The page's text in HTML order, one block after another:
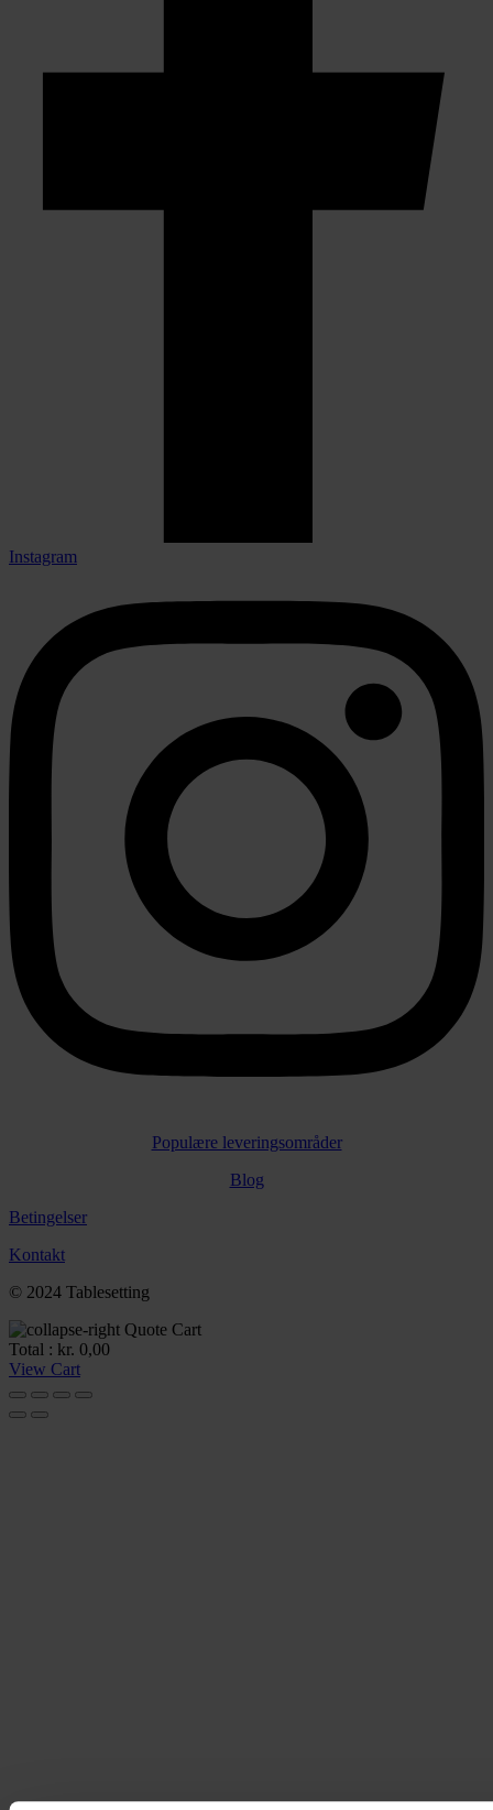
Instagram
Populære leveringsområder
Blog
Betingelser
Kontakt
© 2024 Tablesetting
Quote Cart
Total : kr. 0,00
View Cart